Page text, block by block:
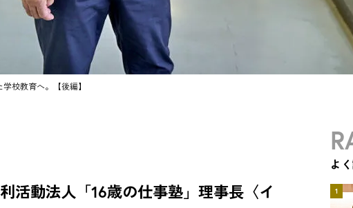
校教育へ。【後編】
動法人「16歳の仕事塾」理事長〈イ
よ
1